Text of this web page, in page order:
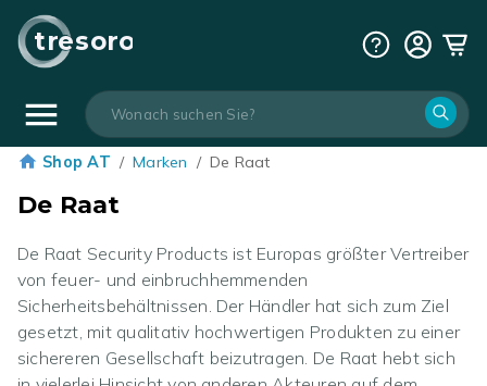
tresoro
Shop AT / Marken / De Raat
De Raat
De Raat Security Products ist Europas größter Vertreiber
von feuer- und einbruchhemmenden
Sicherheitsbehältnissen. Der Händler hat sich zum Ziel
gesetzt, mit qualitativ hochwertigen Produkten zu einer
sichereren Gesellschaft beizutragen. De Raat hebt sich